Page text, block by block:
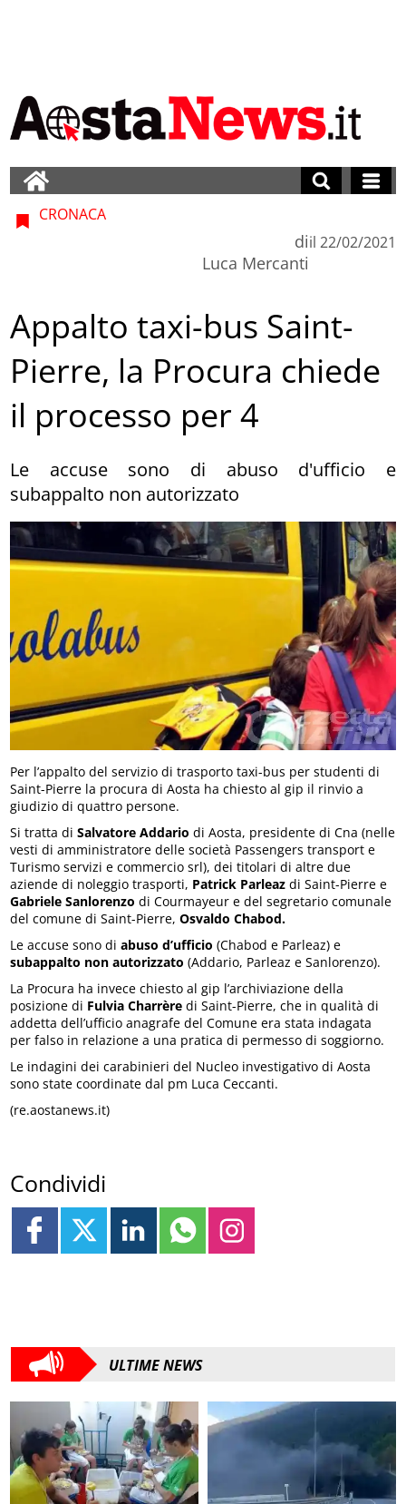
CRONACA
di
Luca Mercanti
il 22/02/2021
Appalto taxi-bus Saint-
Pierre, la Procura chiede
il processo per 4
Le accuse sono di abuso d'ufficio e
subappalto non autorizzato
Per l’appalto del servizio di trasporto taxi-bus per studenti di
Saint-Pierre la procura di Aosta ha chiesto al gip il rinvio a
giudizio di quattro persone.
Si tratta diSalvatore Addariodi Aosta, presidente di Cna (nelle
vesti di amministratore delle società Passengers transport e
Turismo servizi e commercio srl), dei titolari di altre due
aziende di noleggio trasporti, Patrick Parleazdi Saint-Pierre e
Gabriele Sanlorenzodi Courmayeur e del segretario comunale
del comune di Saint-Pierre,Osvaldo Chabod.
Le accuse sono diabuso d’ufficio (Chabod e Parleaz) e
subappalto non autorizzato (Addario, Parleaz e Sanlorenzo).
La Procura ha invece chiesto al gip l’archiviazione della
posizione di Fulvia Charrère di Saint-Pierre, che in qualità di
addetta dell’ufficio anagrafe del Comune era stata indagata
per falso in relazione a una pratica di permesso di soggiorno.
Le indagini dei carabinieri del Nucleo investigativo di Aosta
sono state coordinate dal pm Luca Ceccanti.
(re.aostanews.it)
Condividi
ULTIME NEWS